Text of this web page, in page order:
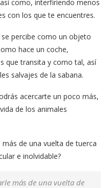
como, interfiriendo menos
con los que te encuentres.
percibe como un objeto
hace un coche,
que transita y como tal, así
salvajes de la sabana.
acercarte un poco más,
de los animales
de una vuelta de tuerca
e inolvidable?
más de una vuelta de